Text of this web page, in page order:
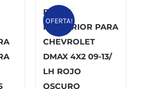
OFERTA!
FARO
POSTERIOR PARA
CHEVROLET
DMAX 4X2 09-13/
LH ROJO
OSCURO